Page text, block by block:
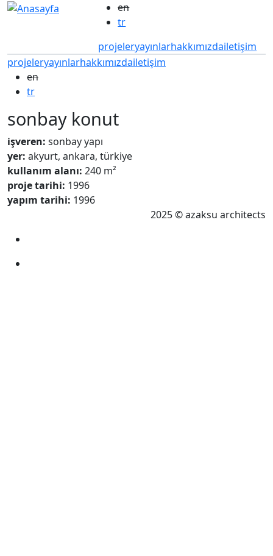
Ana içeriğe atla
en
tr
projeleryayınlarhakkımızdailetişim
projeleryayınlarhakkımızdailetişim
en
tr
sonbay konut
işveren: sonbay yapı
yer: akyurt, ankara, türkiye
kullanım alanı: 240 m²
proje tarihi: 1996
yapım tarihi: 1996
2025 © azaksu architects